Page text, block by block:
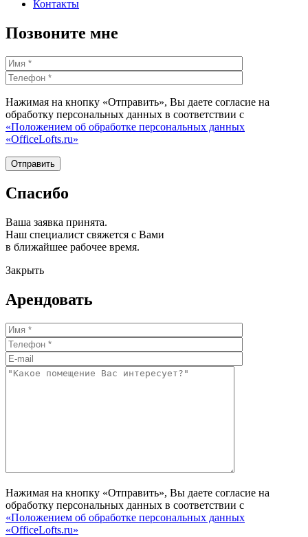
Контакты
Позвоните мне
Нажимая на кнопку «Отправить», Вы даете согласие на
обработку персональных данных в соответствии с
«Положением об обработке персональных данных
«OfficeLofts.ru»
Спасибо
Ваша заявка принята.
Наш специалист свяжется с Вами
в ближайшее рабочее время.
Закрыть
Арендовать
Нажимая на кнопку «Отправить», Вы даете согласие на
обработку персональных данных в соответствии с
«Положением об обработке персональных данных
«OfficeLofts.ru»